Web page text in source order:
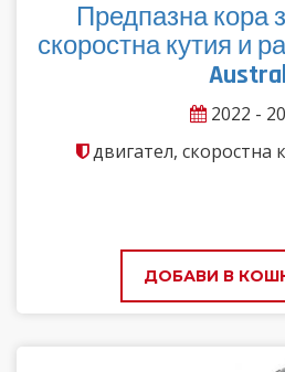
Предпазна кора
скоростна кутия и
Austral
2022 -
двигател, скоростна
ДОБАВИ В